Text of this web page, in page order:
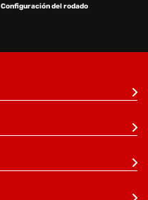
Configuración del rodado